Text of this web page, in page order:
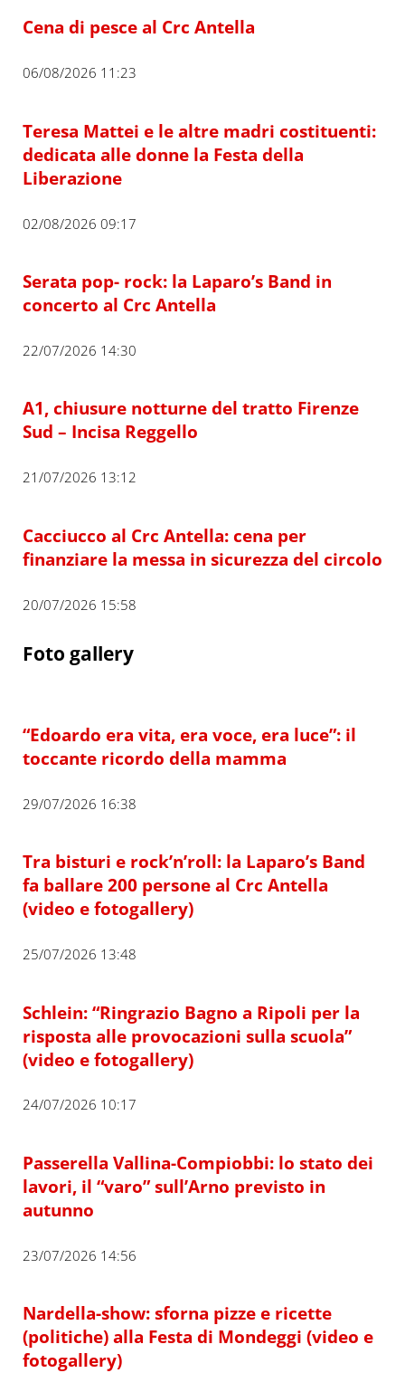
Cena di pesce al Crc Antella
06/08/2026 11:23
Teresa Mattei e le altre madri costituenti:
dedicata alle donne la Festa della
Liberazione
02/08/2026 09:17
Serata pop- rock: la Laparo’s Band in
concerto al Crc Antella
22/07/2026 14:30
A1, chiusure notturne del tratto Firenze
Sud – Incisa Reggello
21/07/2026 13:12
Cacciucco al Crc Antella: cena per
finanziare la messa in sicurezza del circolo
20/07/2026 15:58
Foto gallery
“Edoardo era vita, era voce, era luce”: il
toccante ricordo della mamma
29/07/2026 16:38
Tra bisturi e rock’n’roll: la Laparo’s Band
fa ballare 200 persone al Crc Antella
(video e fotogallery)
25/07/2026 13:48
Schlein: “Ringrazio Bagno a Ripoli per la
risposta alle provocazioni sulla scuola”
(video e fotogallery)
24/07/2026 10:17
Passerella Vallina-Compiobbi: lo stato dei
lavori, il “varo” sull’Arno previsto in
autunno
23/07/2026 14:56
Nardella-show: sforna pizze e ricette
(politiche) alla Festa di Mondeggi (video e
fotogallery)